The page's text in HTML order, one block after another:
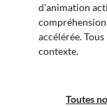
d’animation
accélérée.
contexte.
Toutes